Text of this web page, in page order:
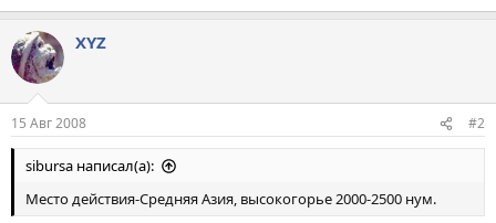
XYZ
15 Авг 2008 #2
sibursa написал(а):
Место действия-Средняя Азия, высокогорье 2000-2500 нум.